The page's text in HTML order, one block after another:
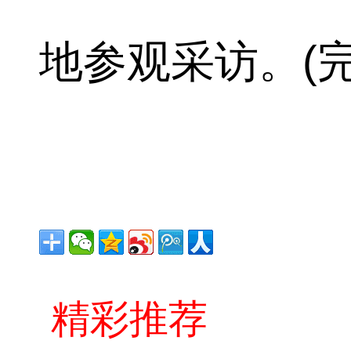
地参观采访。(
精彩推荐